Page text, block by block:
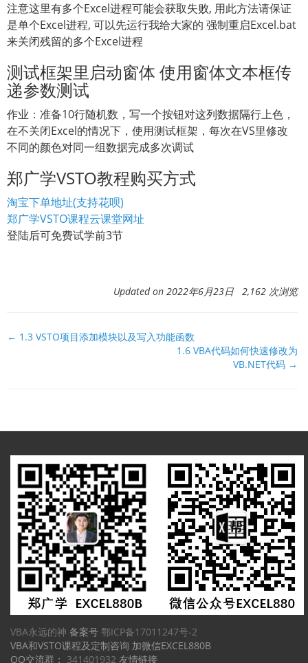
注意这里有多个Excel进程可能会获取失败, 用此方法请保证
是单个Excel进程, 可以先运行我给大家的 强制重启Excel.bat
来关闭残留的多个Excel进程
测试框架里启动窗体 使用窗体文本框传
递参数测试
作业：准备10行随机数，写一个按钮对这列数据隔行上色，
在不关闭Excel的情况下，使用测试框架，每次在VS里修改
不同的颜色对同一组数据完成多次调试
郑广学VSTO教程购买方式
淘宝下单地址(支持花呗)
郑广学VSTO课程云课堂网址
登陆后可免费试学前3节
Updated on 2022年6月23日 2,162 次浏览
文
← 1.3 VSTO项目添加模块以及写入功能函数
1.6 VBA代码如何快速修改为
VB.NET代码 →
VBA永远的神 备案号 鄂ICP备17011247号-2
VBA和VSTO课程及定制咨询 加微信EXCEL880B
QQ交流群： 341401932 友情链接